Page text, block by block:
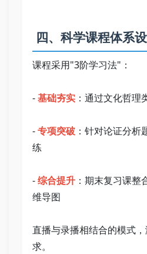
四、科学课程体系
课程采用"3阶学习法"：
- 基础夯实 ：通过文化哲
- 专项突破 ：针对论证分析
练
- 综合提升 ：期末复习课整
维导图
直播与录播相结合的模式
求。